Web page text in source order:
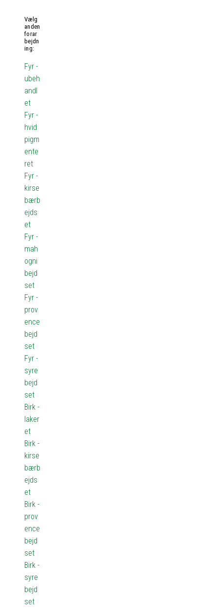
Vælg
anden
forar
bejdn
ing:
Fyr -
ubeh
andl
et
Fyr -
hvid
pigm
ente
ret
Fyr -
kirse
bærb
ejds
et
Fyr -
mah
ogni
bejd
set
Fyr -
prov
ence
bejd
set
Fyr -
syre
bejd
set
Birk -
laker
et
Birk -
kirse
bærb
ejds
et
Birk -
prov
ence
bejd
set
Birk -
syre
bejd
set